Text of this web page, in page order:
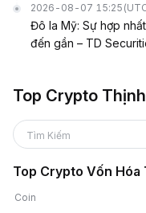
2026-08-07 15:25
Đô la Mỹ: Sự hợp
đến gần – TD
Top Crypto
Tìm Kiếm
Top Crypto Vốn Hóa
Coin